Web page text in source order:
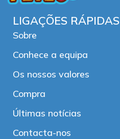
LIGAÇÕES RÁPIDAS
Sobre
Conhece a equipa
Os nossos valores
Compra
Últimas notícias
Contacta-nos